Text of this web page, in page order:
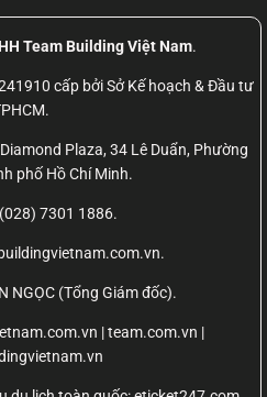
Team Building Việt Nam.
cấp bởi Sở Kế hoạch & Đầu tư
Plaza, 34 Lê Duẩn, Phường
phố Hồ Chí Minh.
7301 1886.
NGỌC (Tổng Giám đốc).
| team.com.vn |